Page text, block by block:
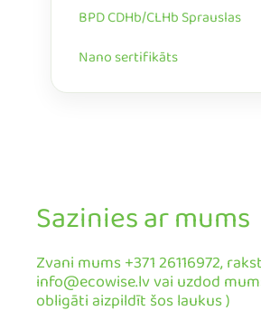
BPD CDHb/CLHb Sprauslas
Nano sertifikāts
Sazinies ar mums
Zvani mums +371 26116972,
info@ecowise.lv vai uzdod
obligāti aizpildīt šos laukus )